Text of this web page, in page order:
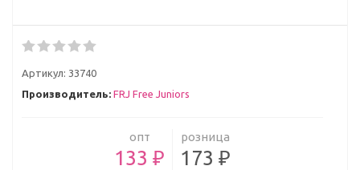
Артикул: 33740
Производитель: FRJ Free Juniors
опт
133 ₽
розница
173 ₽